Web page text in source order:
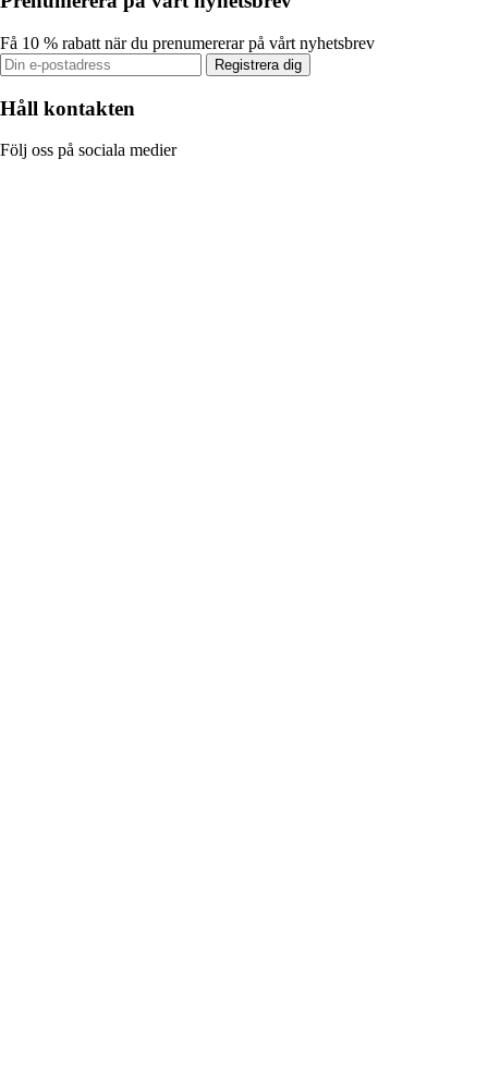
Få 10 % rabatt när du prenumererar på vårt nyhetsbrev
Registrera dig
Håll kontakten
Följ oss på sociala medier